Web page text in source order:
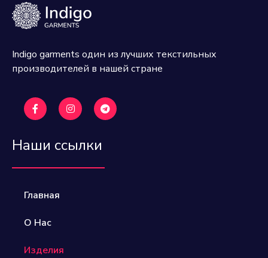
Indigo garments один из лучших текстильных
производителей в нашей стране
Наши ссылки
Главная
О Нас
Изделия